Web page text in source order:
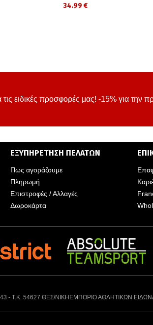
34.99 €
ειδικές προσφορές μας! -15% για την
ΕΞΥΠΗΡΕΤΗΣΗ ΠΕΛΑΤΩΝ
Πως αγοράζουμε
Πληρωμή
Επιστροφές / Αλλαγές
Δωροκάρτα
43 - Τ.Κ. 54627 ΘΕΣ/ΝΙΚΗΕΜΠΟΡΙΟ ΑΘΛΗΤΙΚΩΝ ΕΙΔΩΝ